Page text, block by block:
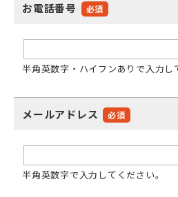
お電話番号 必須
半角英数字・ハイフンありで入力し
メールアドレス 必須
半角英数字で入力してください。